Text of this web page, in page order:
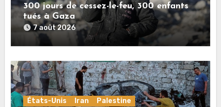
300 jours de cessez-le-feu, 300 enfants
tués à Gaza
7 août 2026
États-Unis Iran Palestine